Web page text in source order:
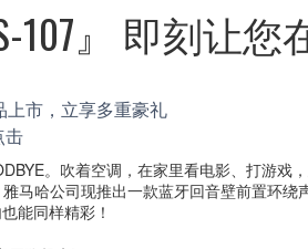
』 即刻让您
市，立享多重豪礼
击
。吹着空调，在家里看电影、打游戏
马哈公司现推出一款蓝牙回音壁前置环
能同样精彩！